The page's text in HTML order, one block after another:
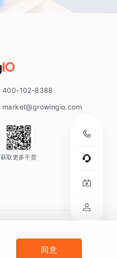
400-102-8388
market@growingio.com
获取更多干货
法律声明及隐私条款
同意